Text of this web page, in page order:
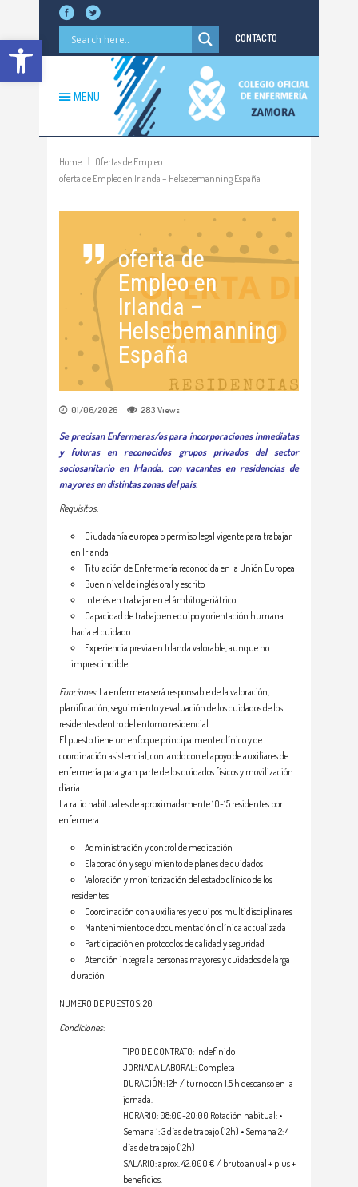
Abrir barra de herramientas CONTACTO
MENU
Home
Ofertas de Empleo
oferta de Empleo en Irlanda – Helsebemanning España
oferta de
Empleo en
Irlanda –
Helsebemanning
España
01/06/2026 283 Views
Se precisan Enfermeras/os para incorporaciones inmediatas
y futuras en reconocidos grupos privados del sector
sociosanitario en Irlanda, con vacantes en residencias de
mayores en distintas zonas del país.
Requisitos:
Ciudadanía europea o permiso legal vigente para trabajar
en Irlanda
Titulación de Enfermería reconocida en la Unión Europea
Buen nivel de inglés oral y escrito
Interés en trabajar en el ámbito geriátrico
Capacidad de trabajo en equipo y orientación humana
hacia el cuidado
Experiencia previa en Irlanda valorable, aunque no
imprescindible
Funciones: La enfermera será responsable de la valoración,
planificación, seguimiento y evaluación de los cuidados de los
residentes dentro del entorno residencial.
El puesto tiene un enfoque principalmente clínico y de
coordinación asistencial, contando con el apoyo de auxiliares de
enfermería para gran parte de los cuidados físicos y movilización
diaria.
La ratio habitual es de aproximadamente 10-15 residentes por
enfermera.
Administración y control de medicación
Elaboración y seguimiento de planes de cuidados
Valoración y monitorización del estado clínico de los
residentes
Coordinación con auxiliares y equipos multidisciplinares
Mantenimiento de documentación clínica actualizada
Participación en protocolos de calidad y seguridad
Atención integral a personas mayores y cuidados de larga
duración
NUMERO DE PUESTOS: 20
Condiciones:
TIPO DE CONTRATO: Indefinido
JORNADA LABORAL: Completa
DURACIÓN: 12h / turno con 1.5 h descanso en la
jornada.
HORARIO: 08:00-20:00 Rotación habitual: •
Semana 1: 3 días de trabajo (12h) • Semana 2: 4
días de trabajo (12h)
SALARIO: aprox. 42.000 € / bruto anual + plus +
beneficios.